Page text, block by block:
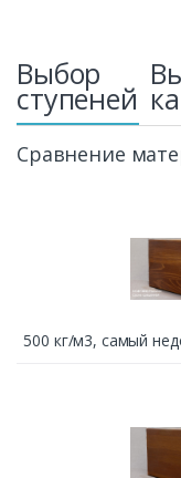
Выбор
ступеней
Сравнение
500 кг/м3, cамый